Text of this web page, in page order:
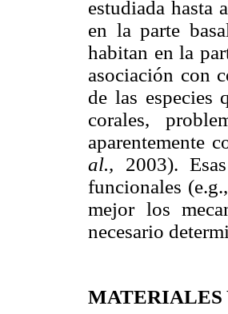
estudiada hasta
en la parte
habitan en la
asociación con
de las especies
corales,
aparentemente
al., 2003).
funcionales
mejor los
necesario
MATERIALES